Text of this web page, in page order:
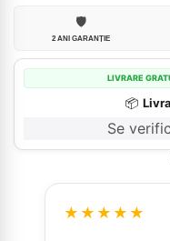
🛡️
2 ANI GARANȚIE
LIVRARE
📦
Se
★★★★★